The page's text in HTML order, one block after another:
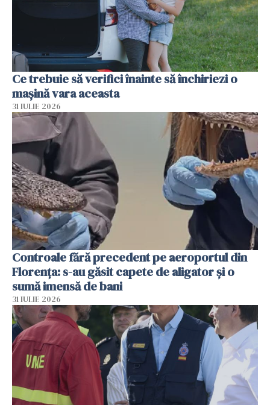
Ce trebuie să verifici înainte să închiriezi o
mașină vara aceasta
31 IULIE 2026
Controale fără precedent pe aeroportul din
Florența: s-au găsit capete de aligator și o
sumă imensă de bani
31 IULIE 2026